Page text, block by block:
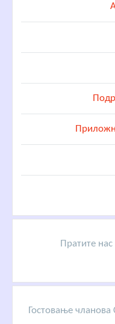
Пратите
Гостовање